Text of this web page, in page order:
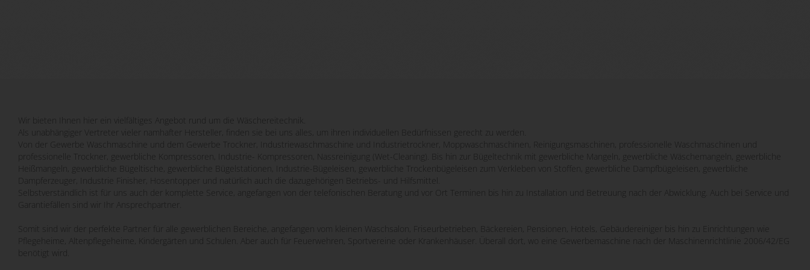
Wir bieten Ihnen hier ein vielfältiges Angebot rund um die Wäschereitechnik.
Als unabhängiger Vertreter vieler namhafter Hersteller, finden sie bei uns alles, um ihren individuellen Bedürfnissen gerecht zu werden.
Von der Gewerbe Waschmaschine und dem Gewerbe Trockner, Industriewaschmaschine und Industrietrockner, Moppwaschmaschinen, Reinigungsmaschinen, professionelle Waschmaschinen und
professionelle Trockner, gewerbliche Kompressoren, Industrie- Kompressoren, Nassreinigung (Wet-Cleaning). Bis hin zur Bügeltechnik mit gewerbliche Mangeln, gewerbliche Wäschemangeln, gewerbliche
Heißmangeln, gewerbliche Bügeltische, gewerbliche Bügelstationen, Industrie-Bügeleisen, gewerbliche Trockenbügeleisen zum Verkleben von Stoffen, gewerbliche Dampfbügeleisen, gewerbliche
Dampferzeuger, Industrie Finisher, Hosentopper und natürlich auch die dazugehörigen Betriebs- und Hilfsmittel.
Selbstverständlich ist für uns auch der komplette Service, angefangen von der telefonischen Beratung und vor Ort Terminen bis hin zu Installation und Betreuung nach der Abwicklung. Auch bei Service und
Garantiefällen sind wir Ihr Ansprechpartner.
Somit sind wir der perfekte Partner für alle gewerblichen Bereiche, angefangen vom kleinen Waschsalon, Friseurbetrieben, Bäckereien, Pensionen, Hotels, Gebäudereiniger bis hin zu Einrichtungen wie
Pflegeheime, Altenpflegeheime, Kindergärten und Schulen. Aber auch für Feuerwehren, Sportvereine oder Krankenhäuser. Überall dort, wo eine Gewerbemaschine nach der Maschinenrichtlinie 2006/42/EG
benötigt wird.